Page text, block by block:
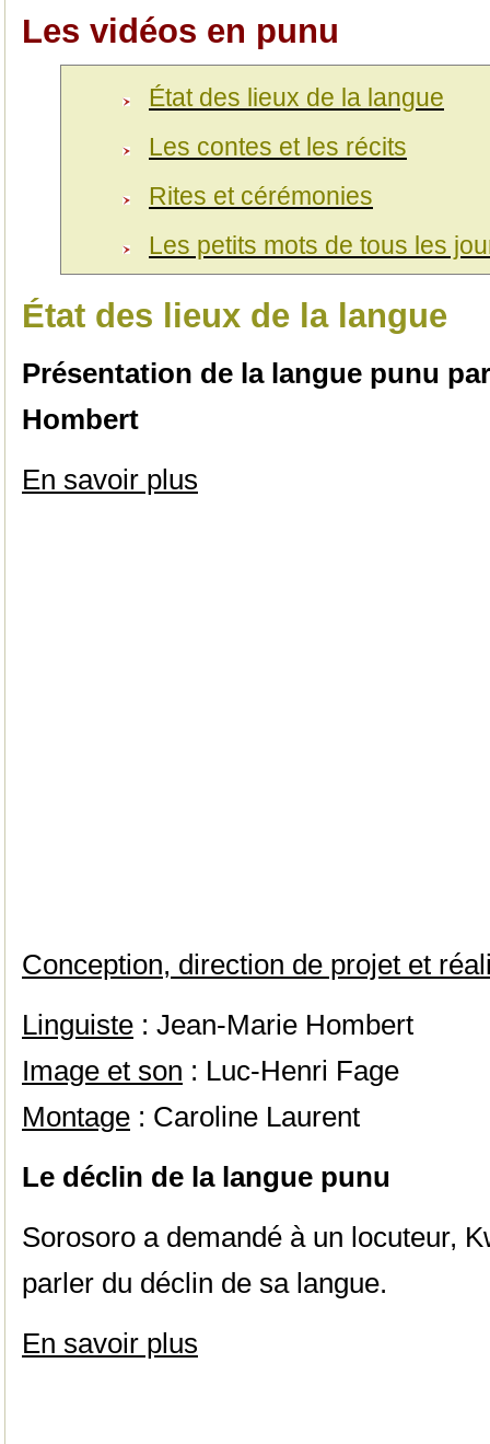
Les vidéos en punu
État des lieux de la langue
Les contes et les récits
Rites et cérémonies
Les petits mots de tous les
État des lieux de la langue
Présentation de la langue punu
Hombert
En savoir plus
Conception, direction de projet et
Linguiste : Jean-Marie Hombert
Image et son : Luc-Henri Fage
Montage : Caroline Laurent
Le déclin de la langue punu
Sorosoro a demandé à un locuteur,
parler du déclin de sa langue.
En savoir plus